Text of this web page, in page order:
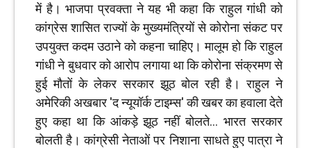
में है। भाजपा प्रवक्ता ने यह भी कहा कि‍ राहुल गांधी को
कांग्रेस शासित राज्‍यों के मुख्‍यमंत्रियों से कोरोना संकट पर
उपयुक्त कदम उठाने को कहना चाहिए। मालूम हो कि राहुल
गांधी ने बुधवार को आरोप लगाया था कि कोरोना संक्रमण से
हुई मौतों के लेकर सरकार झूठ बोल रही है। राहुल ने
अमेरिकी अखबार 'द न्यूयॉर्क टाइम्स' की खबर का हवाला देते
हुए कहा था कि आंकड़े झूठ नहीं बोलते... भारत सरकार
बोलती है। कांग्रेसी नेताओं पर निशाना साधते हुए पात्रा ने